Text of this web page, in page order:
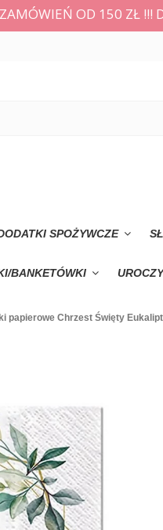
OD 150 ZŁ !!!
SPOŻYWCZE
BANKETÓWKI
papierowe Chrzest Święty